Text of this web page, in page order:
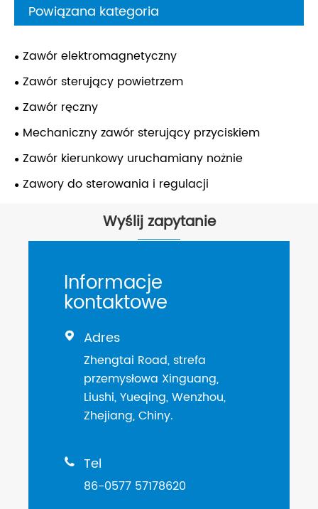
Powiązana kategoria
Zawór elektromagnetyczny
Zawór sterujący powietrzem
Zawór ręczny
Mechaniczny zawór sterujący przyciskiem
Zawór kierunkowy uruchamiany nożnie
Zawory do sterowania i regulacji
Wyślij zapytanie
Informacje
kontaktowe
 Adres
Zhengtai Road, strefa
przemysłowa Xinguang,
Liushi, Yueqing, Wenzhou,
Zhejiang, Chiny.
 Tel
86-0577 57178620